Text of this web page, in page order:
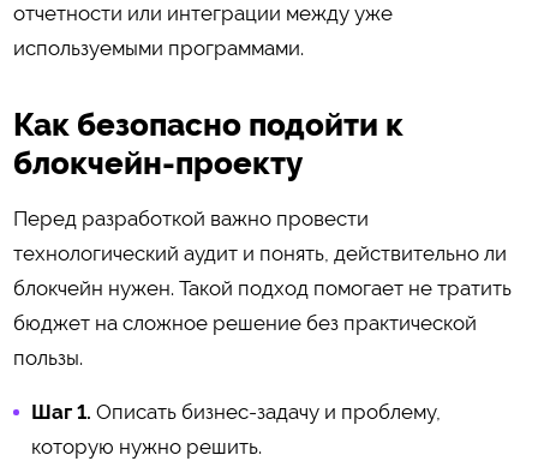
отчетности или интеграции между уже
используемыми программами.
Как безопасно подойти к
блокчейн-проекту
Перед разработкой важно провести
технологический аудит и понять, действительно ли
блокчейн нужен. Такой подход помогает не тратить
бюджет на сложное решение без практической
пользы.
Шаг 1. Описать бизнес-задачу и проблему,
которую нужно решить.